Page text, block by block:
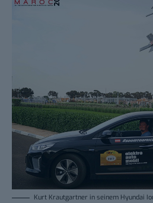
Kurt Krautgartner in seinem Hyundai